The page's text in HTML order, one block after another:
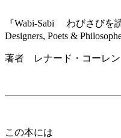
『Wabi-Sabi わびさびを
Designers, Poets &
著者 レナード・コーレン
この本には